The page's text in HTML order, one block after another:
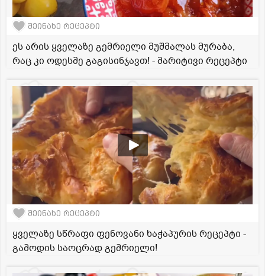
შეინახე რეცეპტი
ეს არის ყველაზე გემრიელი მუშმალას მურაბა,
რაც კი ოდესმე გაგისინჯავთ! - მარიტივი რეცეპტი
შეინახე რეცეპტი
ყველაზე სწრაფი ფენოვანი ხაჭაპურის რეცეპტი -
გამოდის საოცრად გემრიელი!